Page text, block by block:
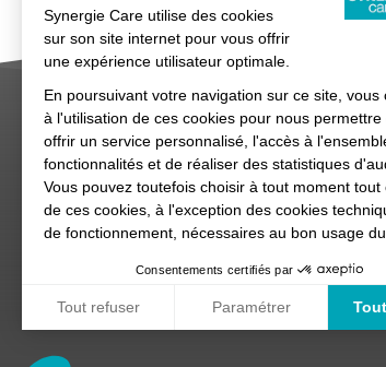
Nous contacter Conditions
Synergie Care, réseau